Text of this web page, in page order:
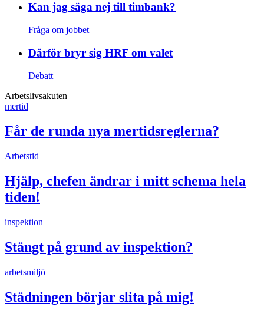
Kan jag säga nej till timbank?
Fråga om jobbet
Därför bryr sig HRF om valet
Debatt
Arbetslivsakuten
mertid
Får de runda nya mertidsreglerna?
Arbetstid
Hjälp, chefen ändrar i mitt schema hela
tiden!
inspektion
Stängt på grund av inspektion?
arbetsmiljö
Städningen börjar slita på mig!